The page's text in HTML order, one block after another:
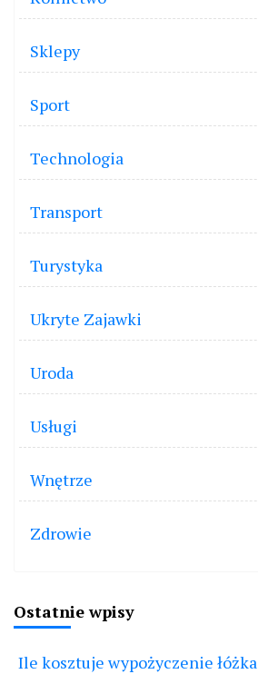
Sklepy
Sport
Technologia
Transport
Turystyka
Ukryte Zajawki
Uroda
Usługi
Wnętrze
Zdrowie
Ostatnie wpisy
Ile kosztuje wypożyczenie łóżka